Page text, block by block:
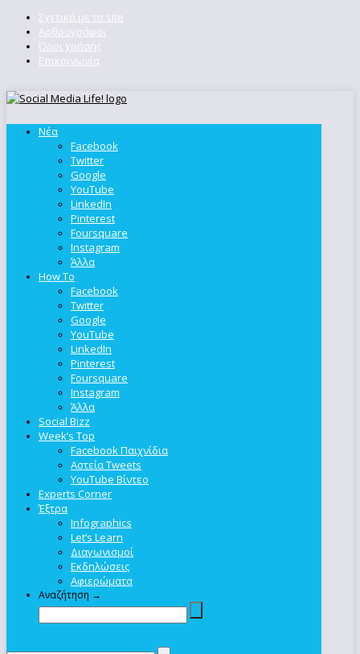
Σχετικά με το site
Αρθρογράφοι
Όροι χρήσης
Επικοινωνία
Νέα
Facebook
Twitter
Google
YouTube
LinkedIn
Pinterest
Foursquare
Instagram
Άλλα
How To
Facebook
Twitter
Google
YouTube
LinkedIn
Pinterest
Foursquare
Instagram
Άλλα
Social Bizz
Week’s Top
Facebook Παιχνίδια
Αστεία Tweets
YouTube Βίντεο
Experts Corner
Έξτρα
Infographics
Let’s Learn
Διαγωνισμοί
Εκδηλώσεις
Αφιερώματα
Αναζήτηση →